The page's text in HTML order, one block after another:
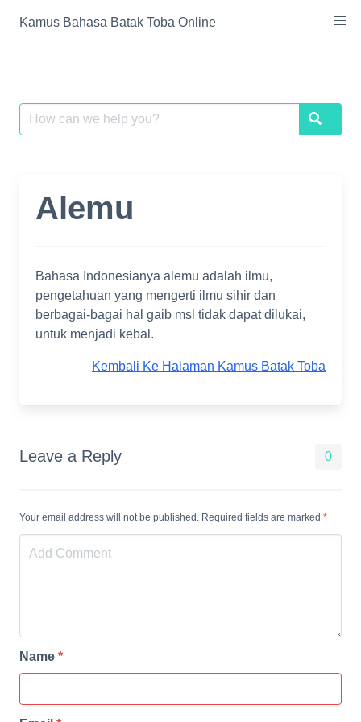
Kamus Bahasa Batak Toba Online
Search
for:
Search
Alemu
Bahasa Indonesianya alemu adalah ilmu,
pengetahuan yang mengerti ilmu sihir dan
berbagai-bagai hal gaib msl tidak dapat dilukai,
untuk menjadi kebal.
Kembali Ke Halaman Kamus Batak Toba
Leave a Reply 0
Your email address will not be published. Required fields are marked *
Name *